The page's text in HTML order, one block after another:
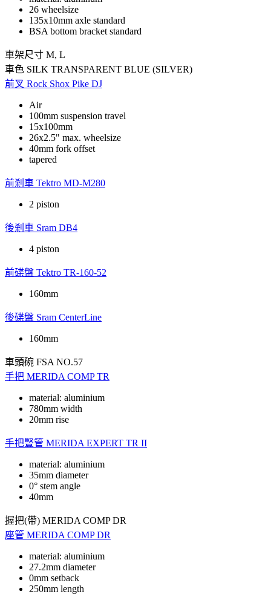
26 wheelsize
135x10mm axle standard
BSA bottom bracket standard
車架尺寸 M, L
車色 SILK TRANSPARENT BLUE (SILVER)
前叉 Rock Shox Pike DJ
Air
100mm suspension travel
15x100mm
26x2.5" max. wheelsize
40mm fork offset
tapered
前剎車 Tektro MD-M280
2 piston
後剎車 Sram DB4
4 piston
前碟盤 Tektro TR-160-52
160mm
後碟盤 Sram CenterLine
160mm
車頭碗 FSA NO.57
手把 MERIDA COMP TR
material: aluminium
780mm width
20mm rise
手把豎管 MERIDA EXPERT TR II
material: aluminium
35mm diameter
0° stem angle
40mm
握把(帶) MERIDA COMP DR
座管 MERIDA COMP DR
material: aluminium
27.2mm diameter
0mm setback
250mm length